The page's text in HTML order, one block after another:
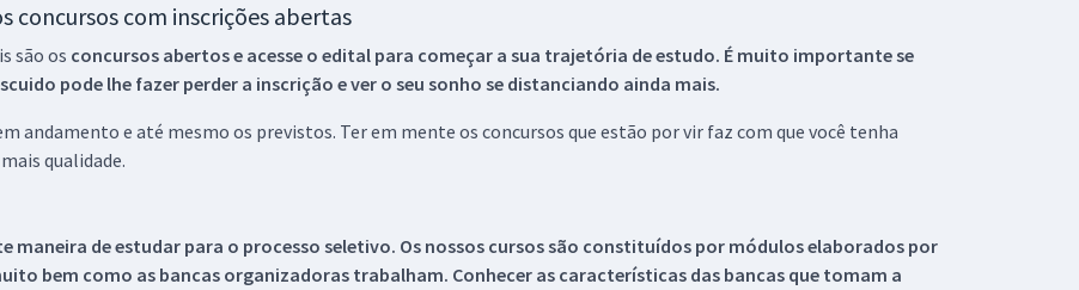
concursos com inscrições abertas
são os concursos abertos e acesse o edital para começar a sua trajetória de estudo. É muito importante se
pode lhe fazer perder a inscrição e ver o seu sonho se distanciando ainda mais.
andamento e até mesmo os previstos. Ter em mente os concursos que estão por vir faz com que você tenha
qualidade.
maneira de estudar para o processo seletivo. Os nossos cursos são constituídos por módulos elaborados por
bem como as bancas organizadoras trabalham. Conhecer as características das bancas que tomam a